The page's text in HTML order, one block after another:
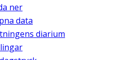
ner
data
diarium